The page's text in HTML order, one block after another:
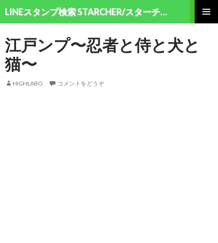
LINEスタンプ検索 STARCHER/スターチャー
江戸ンプ〜忍者と侍と犬と
猫〜
HIGHLABO コメントをどうぞ